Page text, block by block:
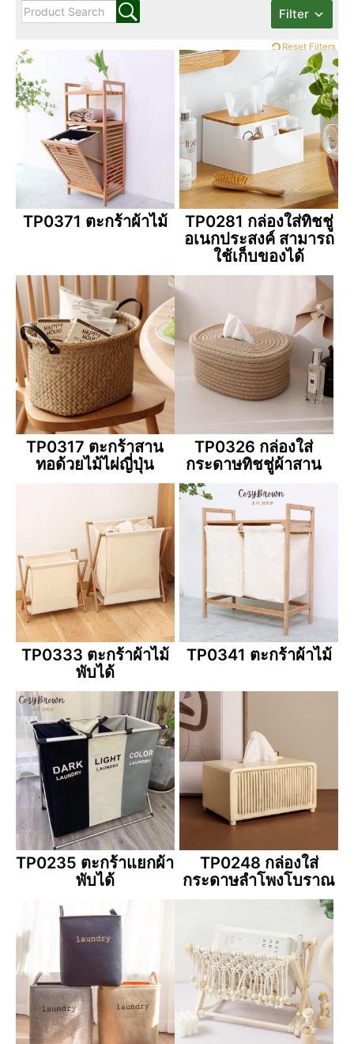
Filter
Reset Filters
TP0371 ตะกร้าผ้าไม้
TP0281 กล่องใส่ทิชชู่
อเนกประสงค์ สามารถ
ใช้เก็บของได้
TP0317 ตะกร้าสาน
ทอด้วยไม้ไผ่ญี่ปุ่น
TP0326 กล่องใส่
กระดาษทิชชู่ผ้าสาน
TP0333 ตะกร้าผ้าไม้
พับได้
TP0341 ตะกร้าผ้าไม้
TP0235 ตะกร้าแยกผ้า
พับได้
TP0248 กล่องใส่
กระดาษลำโพงโบราณ